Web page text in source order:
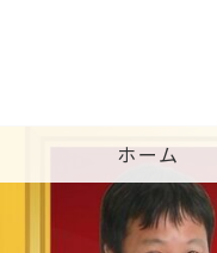
ホーム